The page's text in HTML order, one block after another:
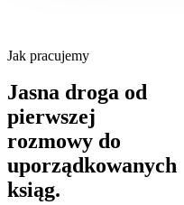
Jak pracujemy
Jasna droga od
pierwszej
rozmowy do
uporządkowanych
ksiąg.